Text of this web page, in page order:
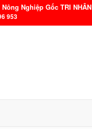
Nghiệp Gốc TRI NHÂN
953